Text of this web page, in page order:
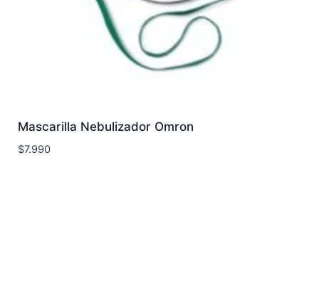
Mascarilla Nebulizador Omron
$7.990